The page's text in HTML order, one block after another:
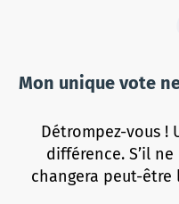
Mon unique vote
Détrompez-vous !
différence. S’il
changera peut-